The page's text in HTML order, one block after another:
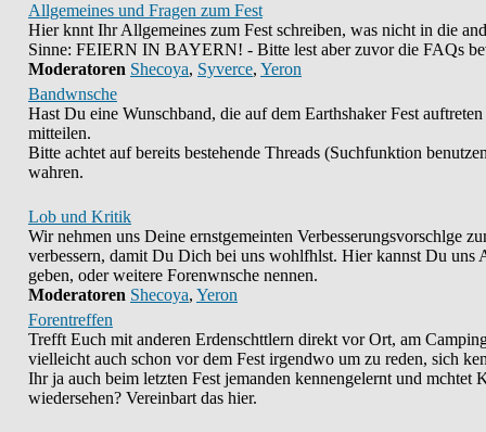
Allgemeines und Fragen zum Fest
Hier knnt Ihr Allgemeines zum Fest schreiben, was nicht in die
Sinne: FEIERN IN BAYERN! - Bitte lest aber zuvor die FAQs
Moderatoren Shecoya, Syverce, Yeron
Bandwnsche
Hast Du eine Wunschband, die auf dem Earthshaker Fest
mitteilen.
Bitte achtet auf bereits bestehende Threads (Suchfunktion
wahren.
Lob und Kritik
Wir nehmen uns Deine ernstgemeinten Verbesserungsvorschlge
verbessern, damit Du Dich bei uns wohlfhlst. Hier kannst Du uns
geben, oder weitere Forenwnsche nennen.
Moderatoren Shecoya, Yeron
Forentreffen
Trefft Euch mit anderen Erdenschttlern direkt vor Ort, am
vielleicht auch schon vor dem Fest irgendwo um zu reden, sich
Ihr ja auch beim letzten Fest jemanden kennengelernt und mchtet
wiedersehen? Vereinbart das hier.